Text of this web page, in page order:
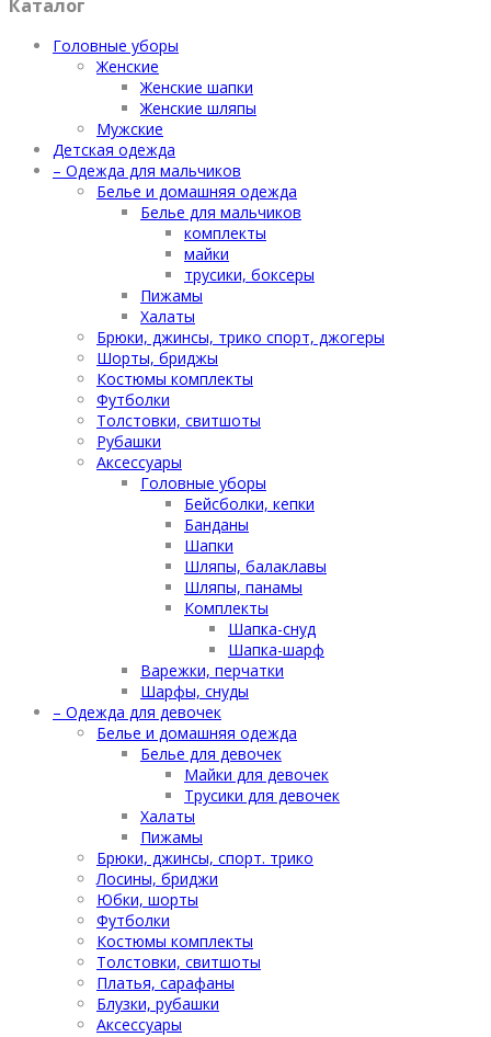
Каталог
Головные уборы
Женские
Женские шапки
Женские шляпы
Мужские
Детская одежда
– Одежда для мальчиков
Белье и домашняя одежда
Белье для мальчиков
комплекты
майки
трусики, боксеры
Пижамы
Халаты
Брюки, джинсы, трико спорт, джогеры
Шорты, бриджы
Костюмы комплекты
Футболки
Толстовки, свитшоты
Рубашки
Аксессуары
Головные уборы
Бейсболки, кепки
Банданы
Шапки
Шляпы, балаклавы
Шляпы, панамы
Комплекты
Шапка-снуд
Шапка-шарф
Варежки, перчатки
Шарфы, снуды
– Одежда для девочек
Белье и домашняя одежда
Белье для девочек
Майки для девочек
Трусики для девочек
Халаты
Пижамы
Брюки, джинсы, спорт. трико
Лосины, бриджи
Юбки, шорты
Футболки
Костюмы комплекты
Толстовки, свитшоты
Платья, сарафаны
Блузки, рубашки
Аксессуары